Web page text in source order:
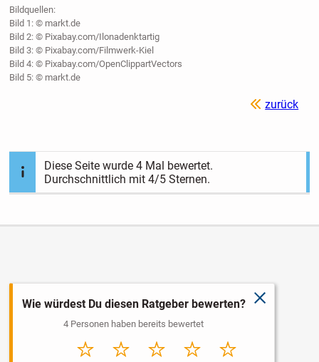
Bildquellen:
Bild 1: © markt.de
Bild 2: © Pixabay.com/Ilonadenktartig
Bild 3: © Pixabay.com/Filmwerk-Kiel
Bild 4: © Pixabay.com/OpenClippartVectors
Bild 5: © markt.de
zurück
Diese Seite wurde4 Mal bewertet.
Durchschnittlich mit4/5 Sternen.
schließen
Wie würdest Du diesen Ratgeber bewerten?
4 Personen haben bereits bewertet